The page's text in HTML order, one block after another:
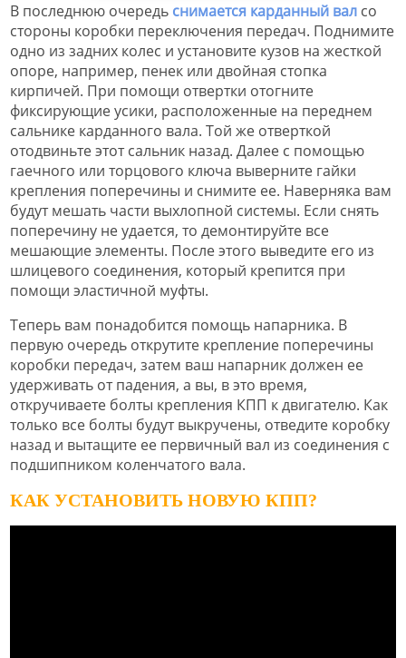
В последнюю очередь снимается карданный вал со
стороны коробки переключения передач. Поднимите
одно из задних колес и установите кузов на жесткой
опоре, например, пенек или двойная стопка
кирпичей. При помощи отвертки отогните
фиксирующие усики, расположенные на переднем
сальнике карданного вала. Той же отверткой
отодвиньте этот сальник назад. Далее с помощью
гаечного или торцового ключа выверните гайки
крепления поперечины и снимите ее. Наверняка вам
будут мешать части выхлопной системы. Если снять
поперечину не удается, то демонтируйте все
мешающие элементы. После этого выведите его из
шлицевого соединения, который крепится при
помощи эластичной муфты.
Теперь вам понадобится помощь напарника. В
первую очередь открутите крепление поперечины
коробки передач, затем ваш напарник должен ее
удерживать от падения, а вы, в это время,
откручиваете болты крепления КПП к двигателю. Как
только все болты будут выкручены, отведите коробку
назад и вытащите ее первичный вал из соединения с
подшипником коленчатого вала.
КАК УСТАНОВИТЬ НОВУЮ КПП?